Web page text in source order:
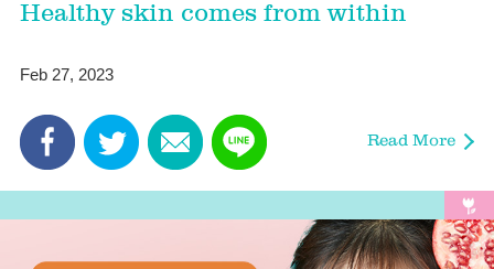
Healthy skin comes from within
Feb 27, 2023